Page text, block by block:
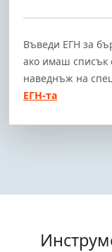
Въведи ЕГН за
ако имаш
наведнъж на
ЕГН-та